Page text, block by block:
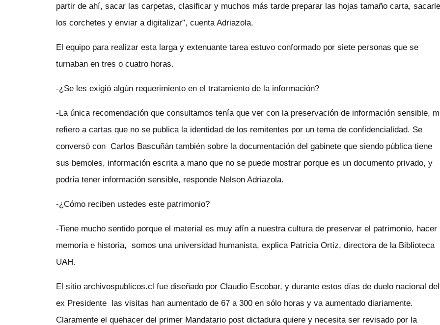
partir de ahí, sacar las carpetas, clasificar y muchos más tarde preparar las hojas tamaño carta,
los corchetes y enviar a digitalizar”, cuenta Adriazola.
El equipo para realizar esta larga y extenuante tarea estuvo conformado por siete personas que se
turnaban en tres o cuatro horas.
-¿Se les exigió algún requerimiento en el tratamiento de la información?
-La única recomendación que consultamos tenía que ver con la preservación de información sensible,
refiero a cartas que no se publica la identidad de los remitentes por un tema de confidencialidad. Se
conversó con Carlos Bascuñán también sobre la documentación del gabinete que siendo pública tiene
sus bemoles, información escrita a mano que no se puede mostrar porque es un documento privado, y
podría tener información sensible, responde Nelson Adriazola.
-¿Cómo reciben ustedes este patrimonio?
-Tiene mucho sentido porque el material es muy afín a nuestra cultura de preservar el patrimonio, hacer
memoria e historia, somos una universidad humanista, explica Patricia Ortiz, directora de la Biblioteca
UAH.
El sitio archivospublicos.cl fue diseñado por Claudio Escobar, y durante estos días de duelo nacional del
ex Presidente las visitas han aumentado de 67 a 300 en sólo horas y va aumentado diariamente.
Claramente el quehacer del primer Mandatario post dictadura quiere y necesita ser revisado por la